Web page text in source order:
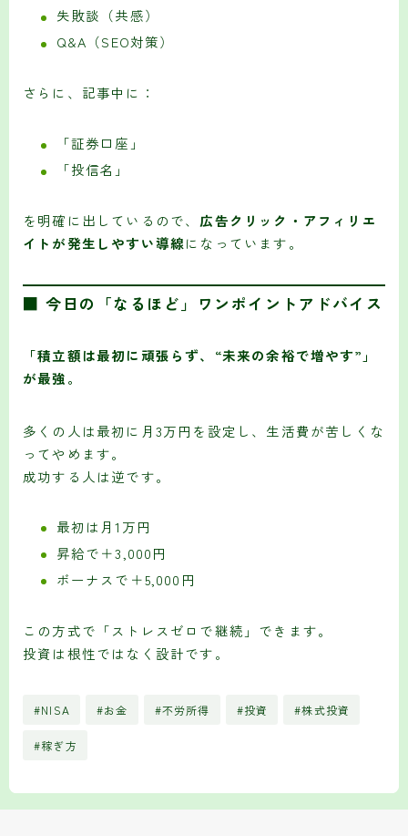
失敗談（共感）
Q&A（SEO対策）
さらに、記事中に：
「証券口座」
「投信名」
を明確に出しているので、広告クリック・アフィリエ
イトが発生しやすい導線になっています。
■ 今日の「なるほど」ワンポイントアドバイス
「積立額は最初に頑張らず、“未来の余裕で増やす”」
が最強。
多くの人は最初に月3万円を設定し、生活費が苦しくな
ってやめます。
成功する人は逆です。
最初は月1万円
昇給で＋3,000円
ボーナスで＋5,000円
この方式で「ストレスゼロで継続」できます。
投資は根性ではなく設計です。
#NISA #お金 #不労所得 #投資 #株式投資
#稼ぎ方